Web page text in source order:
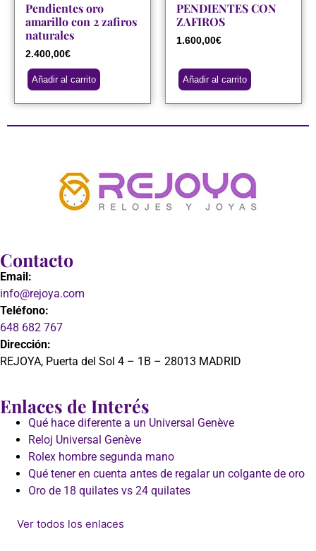
Pendientes oro
amarillo con 2 zafiros
naturales
2.400,00€
Añadir al carrito
PENDIENTES CON
ZAFIROS
1.600,00€
Añadir al carrito
Contacto
Email:
info@rejoya.com
Teléfono:
648 682 767
Dirección:
REJOYA, Puerta del Sol 4 – 1B – 28013 MADRID
Enlaces de Interés
Qué hace diferente a un Universal Genève
Reloj Universal Genève
Rolex hombre segunda mano
Qué tener en cuenta antes de regalar un colgante de oro
Oro de 18 quilates vs 24 quilates
Ver todos los enlaces